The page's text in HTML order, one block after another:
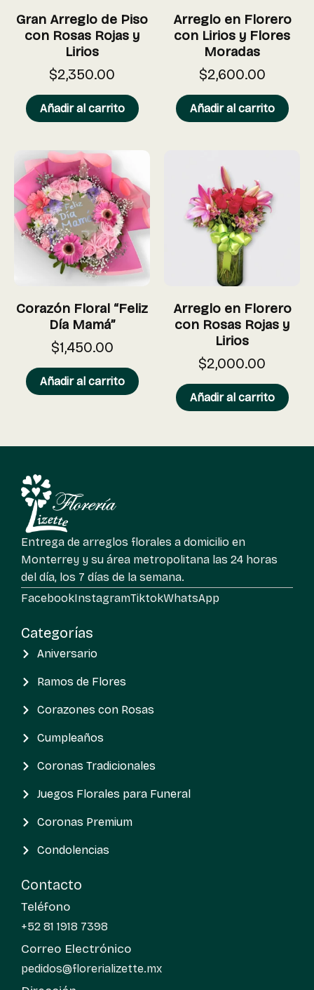
Gran Arreglo de Piso
con Rosas Rojas y
Lirios
$2,350.00
Añadir al carrito
Arreglo en Florero
con Lirios y Flores
Moradas
$2,600.00
Añadir al carrito
Corazón Floral “Feliz
Día Mamá”
$1,450.00
Añadir al carrito
Arreglo en Florero
con Rosas Rojas y
Lirios
$2,000.00
Añadir al carrito
Categorías
Aniversario
Ramos de Flores
Corazones con Rosas
Cumpleaños
Coronas Tradicionales
Juegos Florales para Funeral
Coronas Premium
Condolencias
Entrega de arreglos florales a domicilio en
Monterrey y su área metropolitana las 24 horas
del día, los 7 días de la semana.
FacebookInstagramTiktokWhatsApp
Contacto
Teléfono
+52 81 1918 7398
Correo Electrónico
pedidos@florerializette.mx